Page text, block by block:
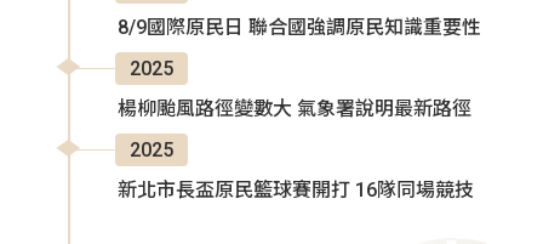
8/9國際原民日 聯合國強調原民知識重要性
2025
楊柳颱風路徑變數大 氣象署說明最新路徑
2025
新北市長盃原民籃球賽開打 16隊同場競技